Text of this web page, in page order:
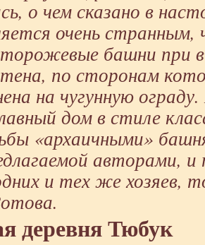
о чем сказано в
очень странным,
башни при
по сторонам
на чугунную
дом в стиле
«архаичными»
авторами,
и тех же хозяев,
деревня Тюбук